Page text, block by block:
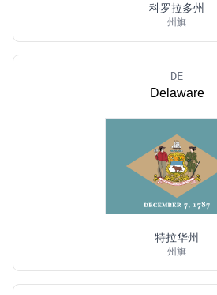
科罗拉多州
州旗
DE
Delaware
特拉华州
州旗